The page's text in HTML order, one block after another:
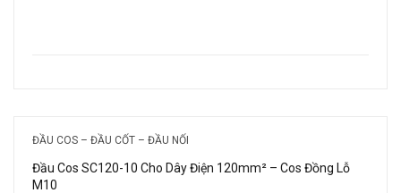
ĐẦU COS – ĐẦU CỐT – ĐẦU NỐI
Đầu Cos SC120-10 Cho Dây Điện 120mm² – Cos Đồng Lỗ
M10